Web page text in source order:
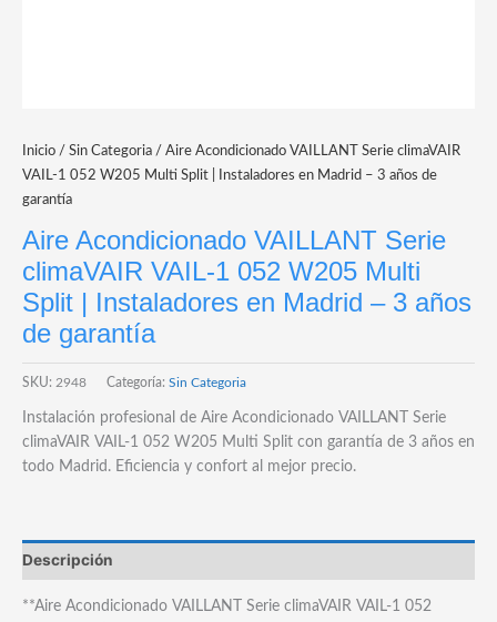
Inicio / Sin Categoria / Aire Acondicionado VAILLANT Serie climaVAIR
VAIL-1 052 W205 Multi Split | Instaladores en Madrid – 3 años de
garantía
Aire Acondicionado VAILLANT Serie
climaVAIR VAIL-1 052 W205 Multi
Split | Instaladores en Madrid – 3 años
de garantía
SKU: 2948 Categoría: Sin Categoria
Instalación profesional de Aire Acondicionado VAILLANT Serie
climaVAIR VAIL-1 052 W205 Multi Split con garantía de 3 años en
todo Madrid. Eficiencia y confort al mejor precio.
Descripción
**Aire Acondicionado VAILLANT Serie climaVAIR VAIL-1 052